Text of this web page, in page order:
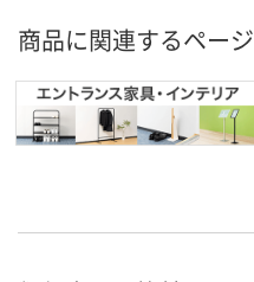
商品に関連するページ